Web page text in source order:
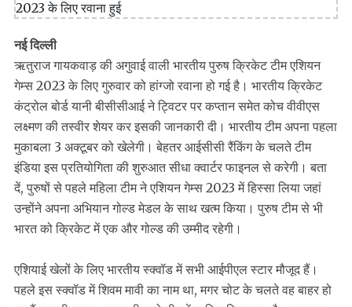
नई दिल्ली
ऋतुराज गायकवाड़ की अगुवाई वाली भारतीय पुरुष क्रिकेट टीम एशियन
गेम्स 2023 के लिए गुरुवार को हांग्जो रवाना हो गई है। भारतीय क्रिकेट
कंट्रोल बोर्ड यानी बीसीसीआई ने ट्विटर पर कप्तान समेत कोच वीवीएस
लक्ष्मण की तस्वीर शेयर कर इसकी जानकारी दी। भारतीय टीम अपना पहला
मुकाबला 3 अक्टूबर को खेलेगी। बेहतर आईसीसी रैंकिंग के चलते टीम
इंडिया इस प्रतियोगिता की शुरुआत सीधा क्वार्टर फाइनल से करेगी। बता
दें, पुरुषों से पहले महिला टीम ने एशियन गेम्स 2023 में हिस्सा लिया जहां
उन्होंने अपना अभियान गोल्ड मेडल के साथ खत्म किया। पुरुष टीम से भी
भारत को क्रिकेट में एक और गोल्ड की उम्मीद रहेगी।
एशियाई खेलों के लिए भारतीय स्क्वॉड में सभी आईपीएल स्टार मौजूद हैं।
पहले इस स्क्वॉड में शिवम मावी का नाम था, मगर चोट के चलते वह बाहर हो